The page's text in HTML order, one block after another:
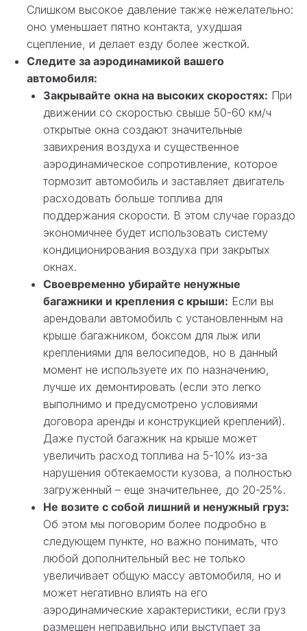
Слишком высокое давление также нежелательно:
оно уменьшает пятно контакта, ухудшая
сцепление, и делает езду более жесткой.
Следите за аэродинамикой вашего
автомобиля:
Закрывайте окна на высоких скоростях: При
движении со скоростью свыше 50-60 км/ч
открытые окна создают значительные
завихрения воздуха и существенное
аэродинамическое сопротивление, которое
тормозит автомобиль и заставляет двигатель
расходовать больше топлива для
поддержания скорости. В этом случае гораздо
экономичнее будет использовать систему
кондиционирования воздуха при закрытых
окнах.
Своевременно убирайте ненужные
багажники и крепления с крыши: Если вы
арендовали автомобиль с установленным на
крыше багажником, боксом для лыж или
креплениями для велосипедов, но в данный
момент не используете их по назначению,
лучше их демонтировать (если это легко
выполнимо и предусмотрено условиями
договора аренды и конструкцией креплений).
Даже пустой багажник на крыше может
увеличить расход топлива на 5-10% из-за
нарушения обтекаемости кузова, а полностью
загруженный – еще значительнее, до 20-25%.
Не возите с собой лишний и ненужный груз:
Об этом мы поговорим более подробно в
следующем пункте, но важно понимать, что
любой дополнительный вес не только
увеличивает общую массу автомобиля, но и
может негативно влиять на его
аэродинамические характеристики, если груз
размещен неправильно или выступает за